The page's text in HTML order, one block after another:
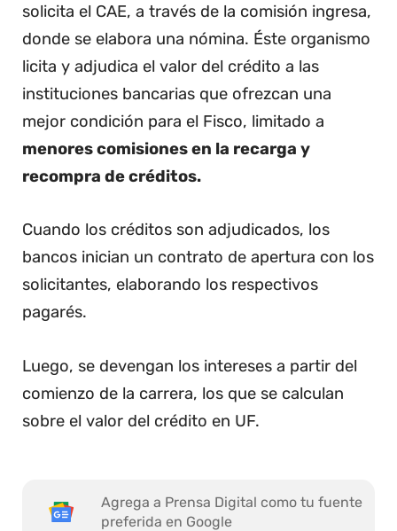
solicita el CAE, a través de la comisión ingresa,
donde se elabora una nómina. Éste organismo
licita y adjudica el valor del crédito a las
instituciones bancarias que ofrezcan una
mejor condición para el Fisco, limitado a
menores comisiones en la recarga y
recompra de créditos.
Cuando los créditos son adjudicados, los
bancos inician un contrato de apertura con los
solicitantes, elaborando los respectivos
pagarés.
Luego, se devengan los intereses a partir del
comienzo de la carrera, los que se calculan
sobre el valor del crédito en UF.
Agrega a Prensa Digital como tu fuente
preferida en Google